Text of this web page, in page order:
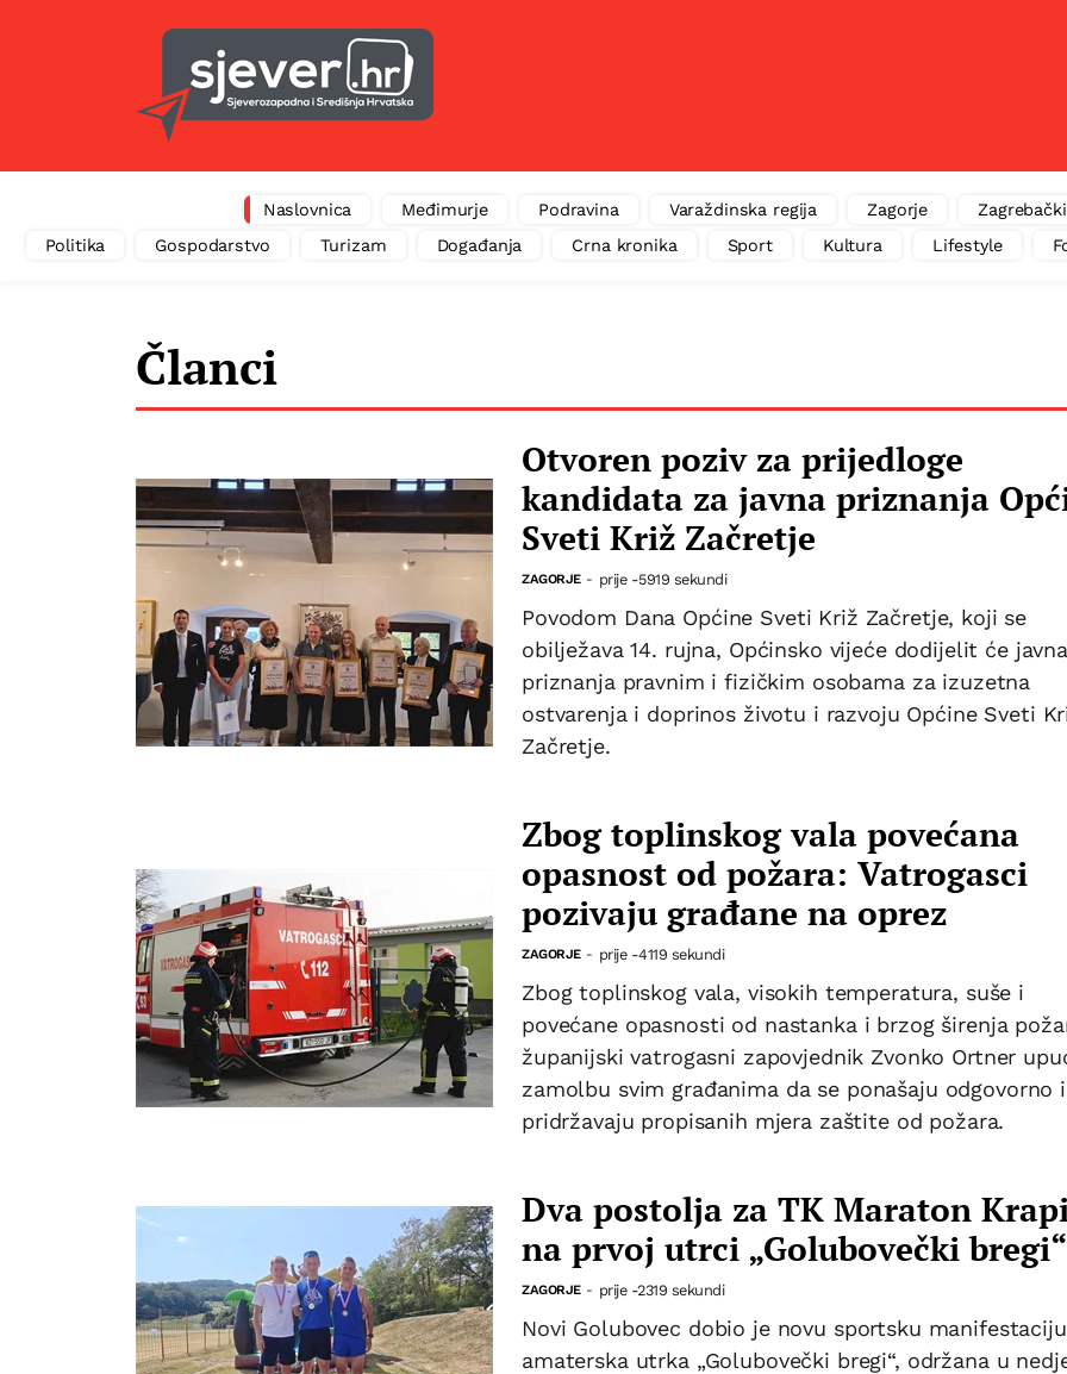
Naslovnica Međimurje Podravina Varaždinska regija Zagorje
Politika
Gospodarstvo Turizam Događanja Crna kronika Sport Kultura Lifestyle
Članci
Otvoren poziv za prijedloge
kandidata za javna priznanja
Sveti Križ Začretje
ZAGORJE - prije -5919 sekundi
Povodom Dana Općine Sveti Križ Začretje, koji se
obilježava 14. rujna, Općinsko vijeće dodijelit će javna
priznanja pravnim i fizičkim osobama za izuzetna
ostvarenja i doprinos životu i razvoju Općine Sveti
Začretje.
Zbog toplinskog vala povećana
opasnost od požara: Vatrogasci
pozivaju građane na oprez
ZAGORJE - prije -4119 sekundi
Zbog toplinskog vala, visokih temperatura, suše i
povećane opasnosti od nastanka i brzog širenja
županijski vatrogasni zapovjednik Zvonko Ortner
zamolbu svim građanima da se ponašaju odgovorno i
pridržavaju propisanih mjera zaštite od požara.
Dva postolja za TK Maraton
na prvoj utrci „Golubovečki bregi“
ZAGORJE - prije -2319 sekundi
Novi Golubovec dobio je novu sportsku
amaterska utrka „Golubovečki bregi“, održana u